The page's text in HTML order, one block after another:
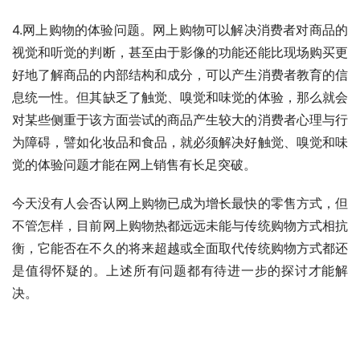
4.网上购物的体验问题。网上购物可以解决消费者对商品的
视觉和听觉的判断，甚至由于影像的功能还能比现场购买更
好地了解商品的内部结构和成分，可以产生消费者教育的信
息统一性。但其缺乏了触觉、嗅觉和味觉的体验，那么就会
对某些侧重于该方面尝试的商品产生较大的消费者心理与行
为障碍，譬如化妆品和食品，就必须解决好触觉、嗅觉和味
觉的体验问题才能在网上销售有长足突破。
今天没有人会否认网上购物已成为增长最快的零售方式，但
不管怎样，目前网上购物热都远远未能与传统购物方式相抗
衡，它能否在不久的将来超越或全面取代传统购物方式都还
是值得怀疑的。上述所有问题都有待进一步的探讨才能解
决。